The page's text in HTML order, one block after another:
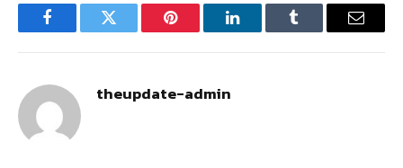
FacebookTwitter Pinterest LinkedInTumblr Email
theupdate-admin